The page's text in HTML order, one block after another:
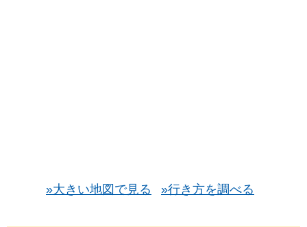
»大きい地図で見る »行き方を調べる